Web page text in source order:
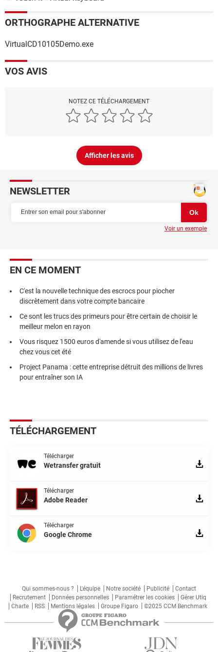
ORTHOGRAPHE ALTERNATIVE
VirtualCD10105Demo.exe
VOS AVIS
NOTEZ CE TÉLÉCHARGEMENT
Afficher les avis
NEWSLETTER
Voir un exemple
EN CE MOMENT
C'est la nouvelle technique des escrocs pour piocher
discrètement dans votre compte bancaire
Ce sont les trucs des primeurs pour être certain de choisir le
meilleur melon en rayon
Vous risquez 1500 euros d'amende si vous utilisez de l'eau
chez vous cet été
Project Panama : cette entreprise détruit des millions de livres
pour entraîner son IA
TÉLÉCHARGEMENT
Télécharger
Wetransfer gratuit
Télécharger
Adobe Reader
Télécharger
Google Chrome
Qui sommes-nous ? L'équipe Notre société Publicité
Contact
Recrutement
Données personnelles Paramétrer les cookies
Gérer Utiq
Charte
RSS Mentions légales Groupe Figaro ©2025 CCM Benchmark